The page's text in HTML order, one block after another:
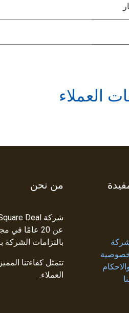
العملاء
من نحن
عن 20 عامًا
بالتزامات الشركة
تتمثل كفاءتنا
العملاء.